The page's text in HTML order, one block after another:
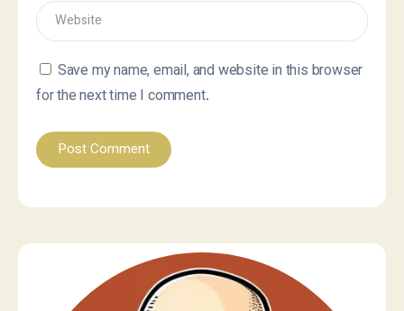
Save my name, email, and website in this browser
for the next time I comment.